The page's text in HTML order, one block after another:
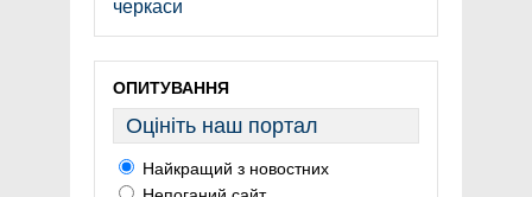
черкаси
ОПИТУВАННЯ
Оцініть наш портал
Найкращий з новостних